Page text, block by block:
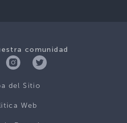
comunidad
del Sitio
Web